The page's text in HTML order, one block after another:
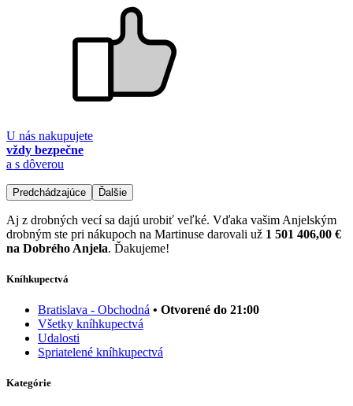
U nás nakupujete
vždy bezpečne
a s dôverou
Predchádzajúce Ďalšie
Aj z drobných vecí sa dajú urobiť veľké. Vďaka vašim Anjelským
drobným ste pri nákupoch na Martinuse darovali už 1 501 406,00 €
na Dobrého Anjela. Ďakujeme!
Kníhkupectvá
Bratislava - Obchodná • Otvorené do 21:00
Všetky kníhkupectvá
Udalosti
Spriatelené kníhkupectvá
Kategórie